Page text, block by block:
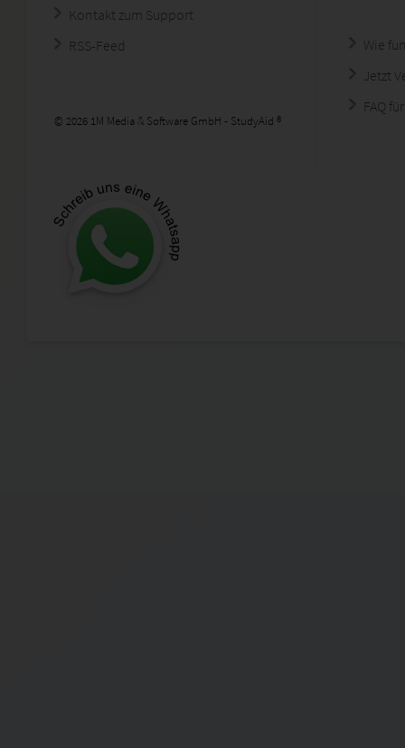
Kontakt zum Support
RSS-Feed
© 2026 1M Media & Software GmbH - StudyAid ®
Wie
Jetzt
FAQ